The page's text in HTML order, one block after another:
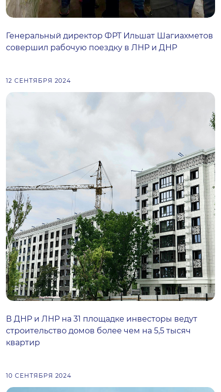
Генеральный директор ФРТ Ильшат Шагиахметов
совершил рабочую поездку в ЛНР и ДНР
12 СЕНТЯБРЯ 2024
В ДНР и ЛНР на 31 площадке инвесторы ведут
строительство домов более чем на 5,5 тысяч
квартир
10 СЕНТЯБРЯ 2024